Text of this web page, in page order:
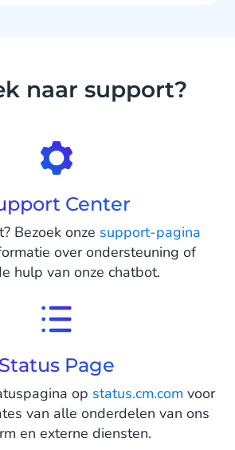
naar support?
Center
Bezoek onze support-pagina
over ondersteuning of
hulp van onze chatbot.
Status Page
op status.cm.com voor
van alle onderdelen van ons
en externe diensten.